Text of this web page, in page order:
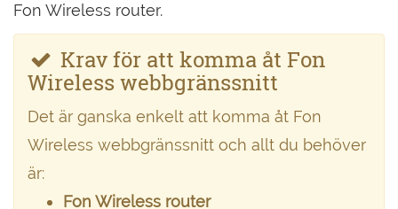
Fon Wireless router.
Krav för att komma åt Fon
Wireless webbgränssnitt
Det är ganska enkelt att komma åt Fon
Wireless webbgränssnitt och allt du behöver
är:
Fon Wireless router